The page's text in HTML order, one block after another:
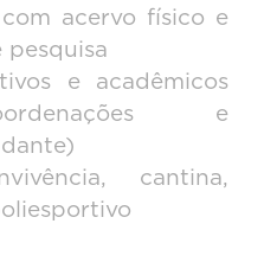
acervo físico e
e acadêmicos
e
cantina,